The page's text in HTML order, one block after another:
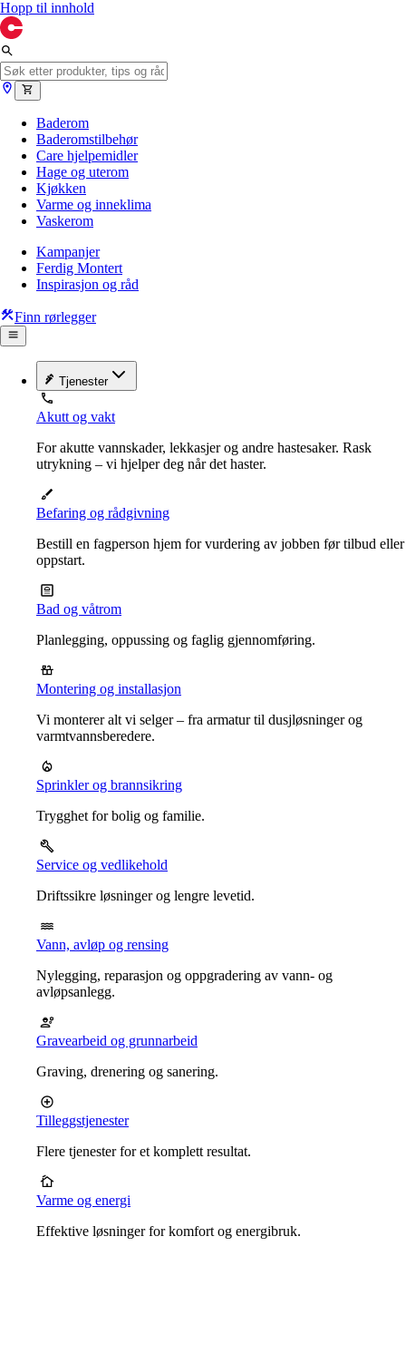
Hopp til innhold
Baderom
Baderomstilbehør
Care hjelpemidler
Hage og uterom
Kjøkken
Varme og inneklima
Vaskerom
Kampanjer
Ferdig Montert
Inspirasjon og råd
Finn rørlegger
Tjenester
Akutt og vakt
For akutte vannskader, lekkasjer og andre hastesaker. Rask
utrykning – vi hjelper deg når det haster.
Befaring og rådgivning
Bestill en fagperson hjem for vurdering av jobben før tilbud eller
oppstart.
Bad og våtrom
Planlegging, oppussing og faglig gjennomføring.
Montering og installasjon
Vi monterer alt vi selger – fra armatur til dusjløsninger og
varmtvannsberedere.
Sprinkler og brannsikring
Trygghet for bolig og familie.
Service og vedlikehold
Driftssikre løsninger og lengre levetid.
Vann, avløp og rensing
Nylegging, reparasjon og oppgradering av vann- og
avløpsanlegg.
Gravearbeid og grunnarbeid
Graving, drenering og sanering.
Tilleggstjenester
Flere tjenester for et komplett resultat.
Varme og energi
Effektive løsninger for komfort og energibruk.